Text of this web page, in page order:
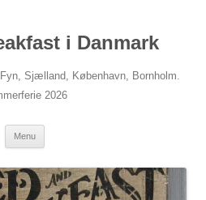
i Danmark
Sjælland, København, Bornholm.
2026
Menu